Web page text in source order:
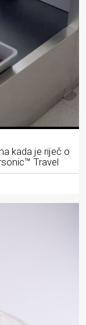
kada je riječ o
Travel